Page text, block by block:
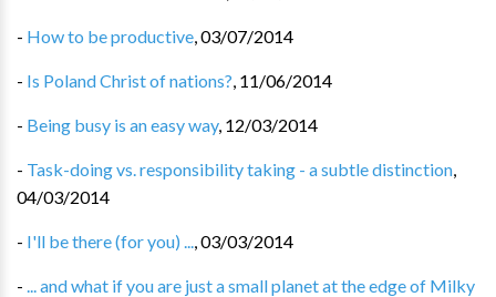
- How to be productive,03/07/2014
- Is Poland Christ of nations?, 11/06/2014
- Being busy is an easy way, 12/03/2014
- Task-doing vs. responsibility taking - a subtle distinction,
04/03/2014
- I'll be there (for you) ...,03/03/2014
- ... and what if you are just a small planet at the edge of Milky